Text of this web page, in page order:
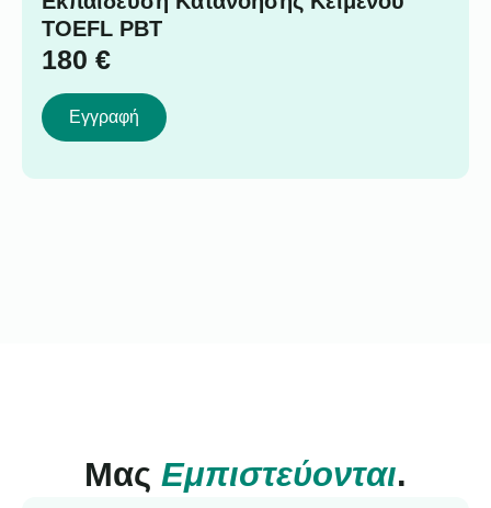
TOEFL PBT
180 €
Εγγραφή
Μας Εμπιστεύονται.